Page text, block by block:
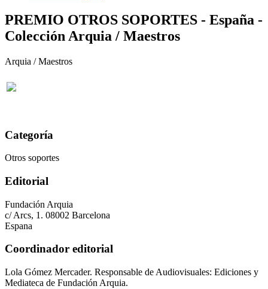
PREMIO OTROS SOPORTES - España -
Colección Arquia / Maestros
Arquia / Maestros
Categoría
Otros soportes
Editorial
Fundación Arquia
c/ Arcs, 1. 08002 Barcelona
Espana
Coordinador editorial
Lola Gómez Mercader. Responsable de Audiovisuales: Ediciones y
Mediateca de Fundación Arquia.